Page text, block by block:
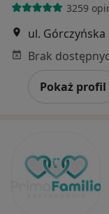
3259
ul.
Pokaż profil